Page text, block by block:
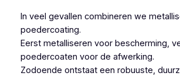
In veel gevallen combineren we
poedercoating.
Eerst metalliseren voor bescherming,
poedercoaten voor de afwerking.
Zodoende ontstaat een robuuste,